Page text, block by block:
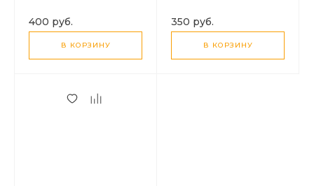
защитой камеры, X-
CASE, прозрачный
400 руб.
В КОРЗИНУ
350 руб.
В КОРЗИНУ